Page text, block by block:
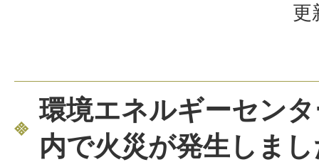
更
環境エネルギーセン
内で火災が発生しま